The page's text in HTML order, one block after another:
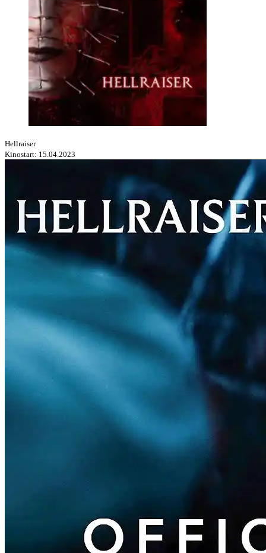
Hellraiser
Kinostart: 15.04.2023